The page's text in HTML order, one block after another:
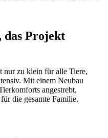
das Projekt
nur zu klein für alle Tiere,
Mit einem Neubau
angestrebt,
die gesamte Familie.